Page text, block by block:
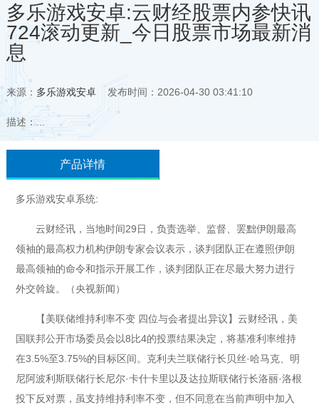
多乐游戏安卓:云财经股票内参快讯
724滚动更新_今日股票市场最新消
息
来源： 多乐游戏安卓发布时间：2026-04-30 03:41:10
描述：...
产品详情
多乐游戏安卓系统:
云财经讯，当地时间29日，负责选举、监督、罢黜伊朗最高
领袖的最高权力机构伊朗专家会议表示，谈判团队正在遵照伊朗
最高领袖的命令和指示开展工作，谈判团队正在尽最大努力进行
外交斡旋。（央视新闻）
【美联储维持利率不变 四位与会者提出异议】云财经讯，美
国联邦公开市场委员会以8比4的投票结果决定，将基准利率维持
在3.5%至3.75%的目标区间。克利夫兰联储行长贝丝·哈马克、明
尼阿波利斯联储行长尼尔·卡什卡里以及达拉斯联储行长洛丽·洛根
投下反对票，虽支持维持利率不变，但不同意在当前声明中加入